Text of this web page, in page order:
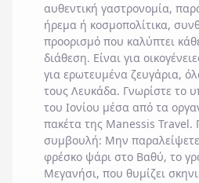
αυθεντική γαστρονομία,
ήρεμα ή κοσμοπολίτικα,
προορισμό που καλύπτει
διάθεση. Είναι για
για ερωτευμένα ζευγάρια,
τους Λευκάδα. Γνωρίστε το
του Ιονίου μέσα από τα
πακέτα της Manessis Travel.
συμβουλή: Μην
φρέσκο ψάρι στο Βαθύ, το
Μεγανήσι, που θυμίζει